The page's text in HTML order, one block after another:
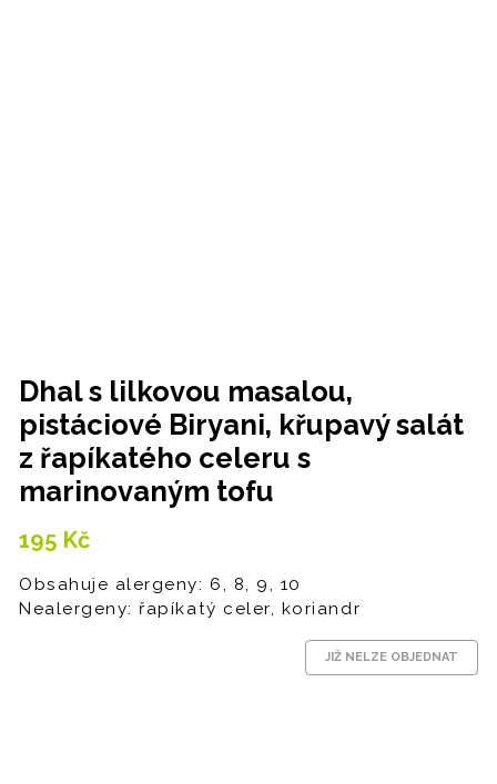
Dhal s lilkovou masalou,
pistáciové Biryani, křupavý salát
z řapíkatého celeru s
marinovaným tofu
195 Kč
Obsahuje alergeny: 6, 8, 9, 10
Nealergeny: řapíkatý celer, koriandr
JIŽ NELZE OBJEDNAT